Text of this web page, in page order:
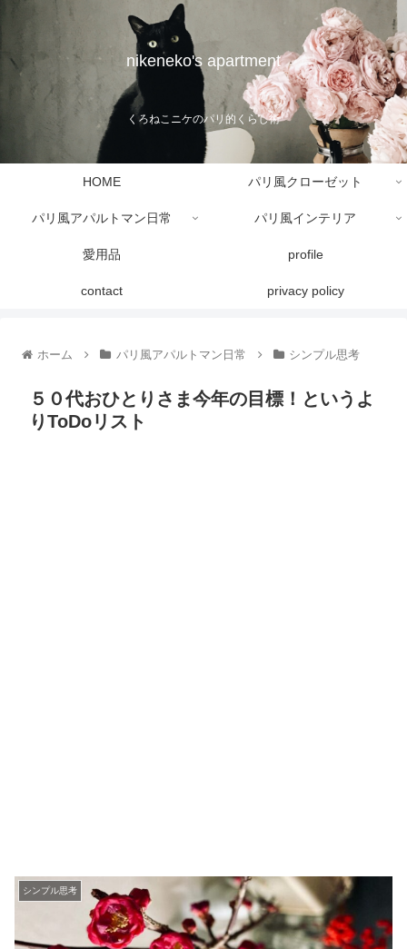
nikeneko's apartment
くろねこニケのパリ的くらし術
HOME パリ風クローゼット
パリ風アパルトマン日常 パリ風インテリア
愛用品 profile
contact privacy policy
ホーム パリ風アパルトマン日常 シンプル思考
５０代おひとりさま今年の目標！というよ
りToDoリスト
シンプル思考